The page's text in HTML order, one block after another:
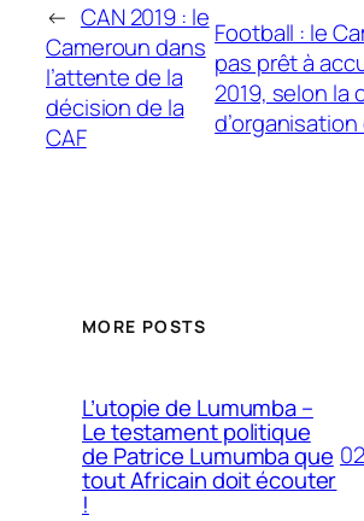
← CAN 2019 : le
Cameroun dans
l’attente de la
décision de la
CAF
Football : le
pas prêt à
2019, selon la
d’organisation
MORE POSTS
L’utopie de Lumumba –
Le testament politique
de Patrice Lumumba que
tout Africain doit écouter
!